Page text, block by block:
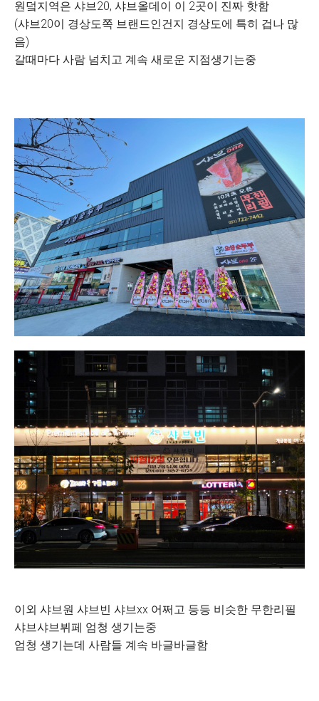
원덬지역은 샤브20, 샤브올데이 이 2곳이 진짜 핫함
(샤브20이 경상도쪽 브랜드인건지 경상도에 특히 겁나 많
음)
갈때마다 사람 넘치고 계속 새로운 지점생기는중
이외 샤브원 샤브빈 샤브xx 어쩌고 등등 비슷한 무한리필
샤브샤브뷔페 엄청 생기는중
엄청 생기는데 사람들 계속 바글바글함